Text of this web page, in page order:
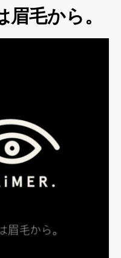
毛から。